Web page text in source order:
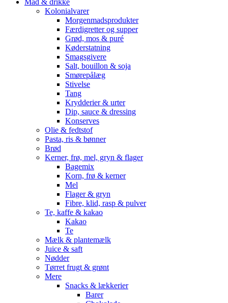
Mad & drikke
Kolonialvarer
Morgenmadsprodukter
Færdigretter og supper
Grød, mos & puré
Køderstatning
Smagsgivere
Salt, bouillon & soja
Smørepålæg
Stivelse
Tang
Krydderier & urter
Dip, sauce & dressing
Konserves
Olie & fedtstof
Pasta, ris & bønner
Brød
Kerner, frø, mel, gryn & flager
Bagemix
Korn, frø & kerner
Mel
Flager & gryn
Fibre, klid, rasp & pulver
Te, kaffe & kakao
Kakao
Te
Mælk & plantemælk
Juice & saft
Nødder
Tørret frugt & grønt
Mere
Snacks & lækkerier
Barer